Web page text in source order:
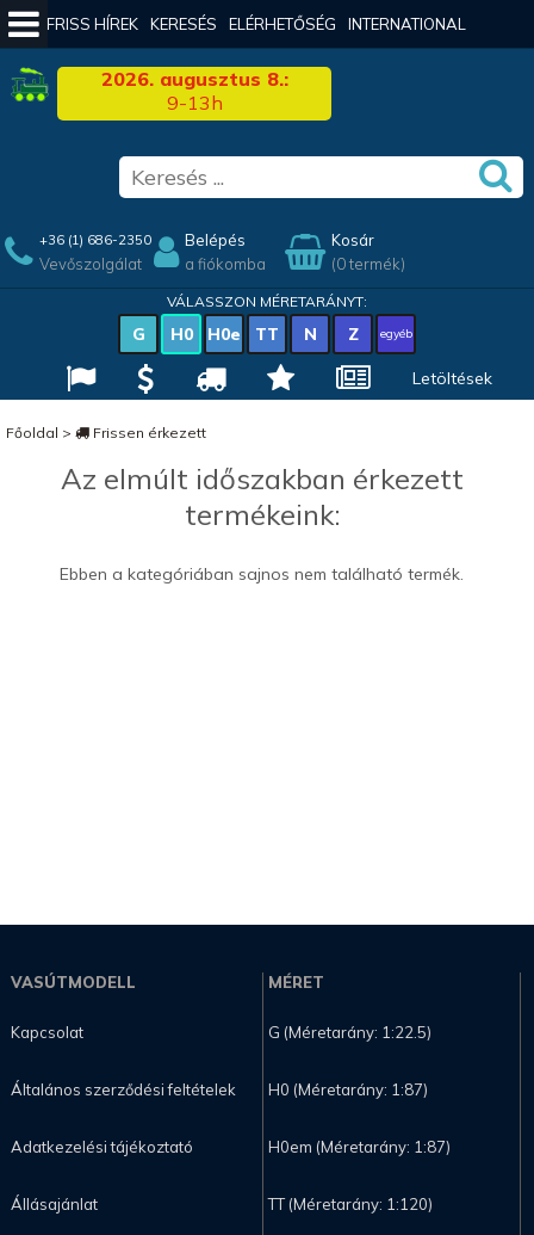
FRISS HÍREK KERESÉS ELÉRHETŐSÉG INTERNATIONAL
2026. augusztus 8.:
9-13h
+36 (1) 686-2350
Vevőszolgálat
Belépés
a fiókomba
Kosár
(0 termék)
VÁLASSZON MÉRETARÁNYT:
G H0 H0e TT N Z egyéb
Letöltések
Főoldal > Frissen érkezett
Az elmúlt időszakban érkezett
termékeink:
Ebben a kategóriában sajnos nem található termék.
VASÚTMODELL
Kapcsolat
Általános szerződési feltételek
Adatkezelési tájékoztató
Állásajánlat
MÉRET
G (Méretarány: 1:22.5)
H0 (Méretarány: 1:87)
H0em (Méretarány: 1:87)
TT (Méretarány: 1:120)